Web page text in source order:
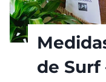
de Surf